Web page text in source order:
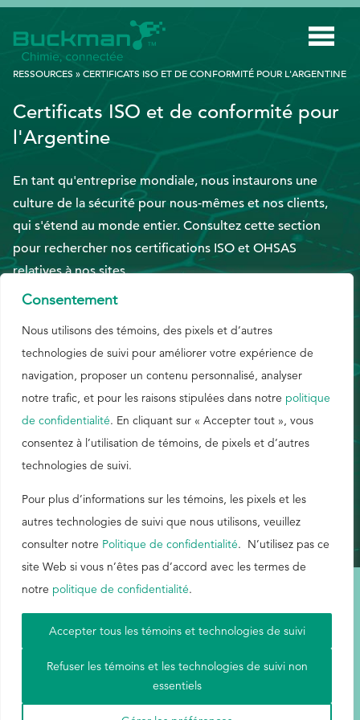
Consentement
Nous utilisons des témoins, des pixels et d’autres
technologies de suivi pour améliorer votre expérience de
navigation, proposer un contenu personnalisé, analyser
notre trafic, et pour les raisons stipulées dans notre politique
de confidentialité. En cliquant sur « Accepter tout », vous
consentez à l’utilisation de témoins, de pixels et d’autres
technologies de suivi.
Pour plus d’informations sur les témoins, les pixels et les
autres technologies de suivi que nous utilisons, veuillez
consulter notre Politique de confidentialité. N’utilisez pas ce
site Web si vous n’êtes pas d’accord avec les termes de
notre politique de confidentialité.
Refuser les témoins et les technologies de suivi non
essentiels
Accepter tous les témoins et technologies de suivi
INDUSTRIES
TECHNOLOGIE INTELLIGENTE
INNOVATION
APPLICATIONS
DURABILITÉ
RESSOURCES
BLOGUE
EthicsPoint
Nous joindre
Carrières
English
Rechercher
:
RESSOURCES »CERTIFICATS ISO ET DE CONFORMITÉ POUR L'ARGENTINE
Certificats ISO et de conformité pour
l'Argentine
En tant qu'entreprise mondiale, nous instaurons une
culture de la sécurité pour nous-mêmes et nos clients,
qui s'étend au monde entier. Consultez cette section
pour rechercher nos certifications ISO et OHSAS
relatives à nos sites.
ISO 9001 – ANGLAIS
ISO 9001 – ESPAGNOL
Conditions d'utilisation | Carte du site | Politique de confidentialité